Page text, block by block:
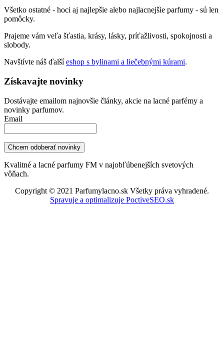
Všetko ostatné - hoci aj najlepšie alebo najlacnejšie parfumy - sú len
pomôcky.
Prajeme vám veľa šťastia, krásy, lásky, príťažlivosti, spokojnosti a
slobody.
Navštívte náš ďalšíeshop s bylinami a liečebnými kúrami.
Získavajte novinky
Dostávajte emailom najnovšie články, akcie na lacné parfémy a
novinky parfumov.
Email
Kvalitné a lacné parfumy FM v najobľúbenejších svetových
vôňach.
Copyright © 2021 Parfumylacno.sk Všetky práva vyhradené.
Spravuje a optimalizuje PoctiveSEO.sk